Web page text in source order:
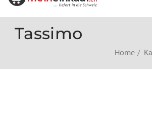
Tassimo
Home